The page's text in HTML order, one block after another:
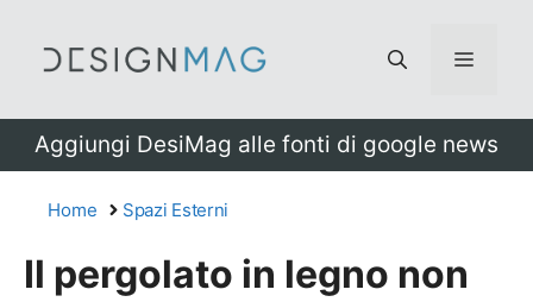
Menu
Aggiungi DesiMag alle fonti di google news
Home Spazi Esterni
Il pergolato in legno non